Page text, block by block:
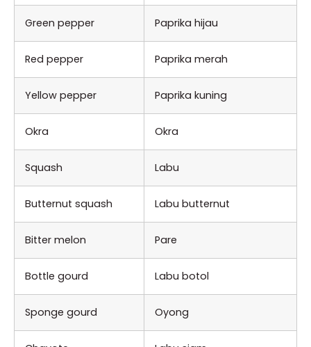
Green pepper Paprika hijau
Red pepper Paprika merah
Yellow pepper Paprika kuning
Okra Okra
Squash Labu
Butternut squash Labu butternut
Bitter melon Pare
Bottle gourd Labu botol
Sponge gourd Oyong